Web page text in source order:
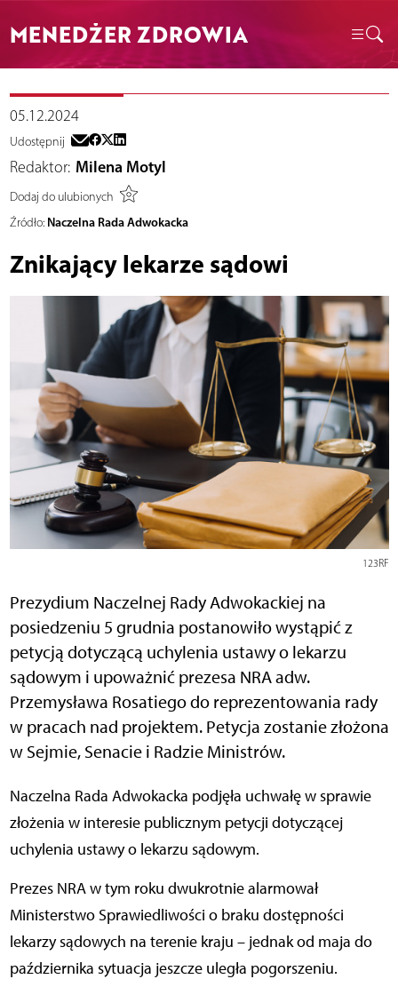
MENEDŻER ZDROWIA
05.12.2024
Udostępnij
Redaktor: Milena Motyl
Dodaj do ulubionych
Źródło: Naczelna Rada Adwokacka
Znikający lekarze sądowi
123RF
Prezydium Naczelnej Rady Adwokackiej na
posiedzeniu 5 grudnia postanowiło wystąpić z
petycją dotyczącą uchylenia ustawy o lekarzu
sądowym i upoważnić prezesa NRA adw.
Przemysława Rosatiego do reprezentowania rady
w pracach nad projektem. Petycja zostanie złożona
w Sejmie, Senacie i Radzie Ministrów.
Naczelna Rada Adwokacka podjęła uchwałę w sprawie
złożenia w interesie publicznym petycji dotyczącej
uchylenia ustawy o lekarzu sądowym.
Prezes NRA w tym roku dwukrotnie alarmował
Ministerstwo Sprawiedliwości o braku dostępności
lekarzy sądowych na terenie kraju – jednak od maja do
października sytuacja jeszcze uległa pogorszeniu.